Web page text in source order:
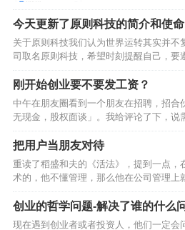
昨晚也一直在思考，
一篇创业日记。我们
今天更新了原则科技的简介和使
关于原则科技我们认为世界运转其实并不
司取名原则科技，希望时刻提醒自己，要
业需要时间，慢慢来，成长最重要。我们
司。在创…
刚开始创业要不要发工资？
中午在朋友圈看到一个朋友在招聘，招合
无现金，股权面谈」。我给评论了下，说
后展开聊了一会。我认为是需要给现金的
人，还是联合创…
把用户当朋友对待
重读了稻盛和夫的《活法》，提到一点，
术的，他不懂管理，那么他在公司管理上
不说谎、不贪心、不给人添麻烦、要诚
创业的哲学问题-解决了谁的什么
现在遇到创业者或者投资人，他们一定